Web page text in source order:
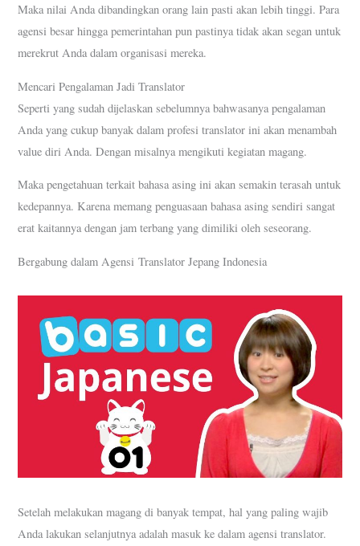
Maka nilai Anda dibandingkan orang lain pasti akan lebih tinggi. Para
agensi besar hingga pemerintahan pun pastinya tidak akan segan untuk
merekrut Anda dalam organisasi mereka.
Mencari Pengalaman Jadi Translator
Seperti yang sudah dijelaskan sebelumnya bahwasanya pengalaman
Anda yang cukup banyak dalam profesi translator ini akan menambah
value diri Anda. Dengan misalnya mengikuti kegiatan magang.
Maka pengetahuan terkait bahasa asing ini akan semakin terasah untuk
kedepannya. Karena memang penguasaan bahasa asing sendiri sangat
erat kaitannya dengan jam terbang yang dimiliki oleh seseorang.
Bergabung dalam Agensi Translator Jepang Indonesia
Setelah melakukan magang di banyak tempat, hal yang paling wajib
Anda lakukan selanjutnya adalah masuk ke dalam agensi translator.